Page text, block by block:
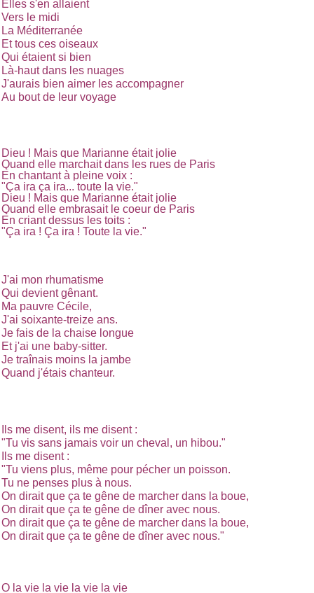
Elles s'en allaient
Vers le midi
La Méditerranée
Et tous ces oiseaux
Qui étaient si bien
Là-haut dans les nuages
J'aurais bien aimer les accompagner
Au bout de leur voyage
Dieu ! Mais que Marianne était jolie
Quand elle marchait dans les rues de Paris
En chantant à pleine voix :
"Ça ira ça ira... toute la vie."
Dieu ! Mais que Marianne était jolie
Quand elle embrasait le coeur de Paris
En criant dessus les toits :
"Ça ira ! Ça ira ! Toute la vie."
J'ai mon rhumatisme
Qui devient gênant.
Ma pauvre Cécile,
J'ai soixante-treize ans.
Je fais de la chaise longue
Et j'ai une baby-sitter.
Je traînais moins la jambe
Quand j'étais chanteur.
Ils me disent, ils me disent :
"Tu vis sans jamais voir un cheval, un hibou."
Ils me disent :
"Tu viens plus, même pour pécher un poisson.
Tu ne penses plus à nous.
On dirait que ça te gêne de marcher dans la boue,
On dirait que ça te gêne de dîner avec nous.
On dirait que ça te gêne de marcher dans la boue,
On dirait que ça te gêne de dîner avec nous."
O la vie la vie la vie la vie